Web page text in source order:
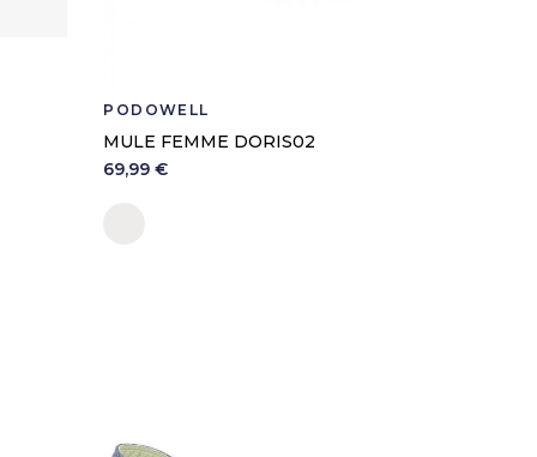
PODOWELL
MULE FEMME DORIS02
69,99 €